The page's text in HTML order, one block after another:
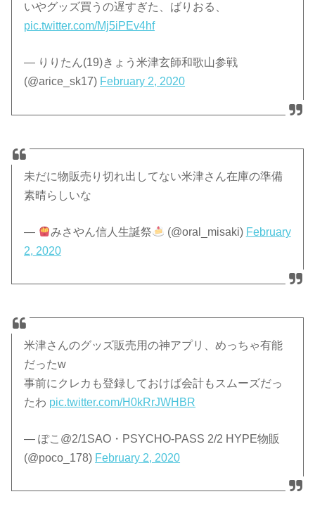
いやグッズ買うの遅すぎた、ばりおる、
pic.twitter.com/Mj5iPEv4hf
— りりたん(19)きょう米津玄師和歌山参戦
(@arice_sk17) February 2, 2020
未だに物販売り切れ出してない米津さん在庫の準備
素晴らしいな
— みさやん信人生誕祭 (@oral_misaki) February
2, 2020
米津さんのグッズ販売用の神アプリ、めっちゃ有能
だったw
事前にクレカも登録しておけば会計もスムーズだっ
たわ pic.twitter.com/H0kRrJWHBR
— ぽこ@2/1SAO・PSYCHO-PASS 2/2 HYPE物販
(@poco_178) February 2, 2020